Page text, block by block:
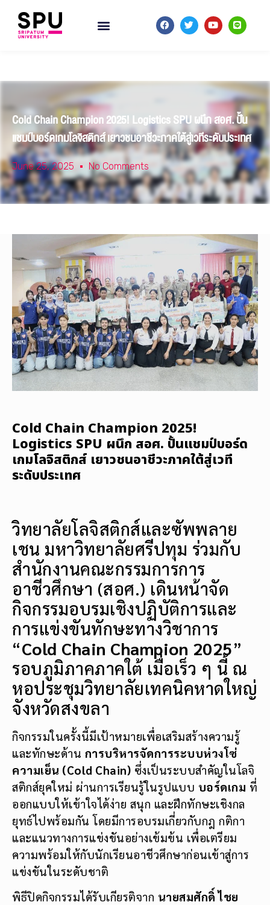
Cold Chain Champion 2025! Logistics SPU ผนึก สอศ. ปั้น
แชมป์บอร์ดเกมโลจิสติกส์ เยาวชนอาชีวะภาคใต้สู่เวทีระดับประเทศ
June 25, 2025 No Comments
Cold Chain Champion 2025!
Logistics SPU ผนึก สอศ. ปั้นแชมป์บอร์ด
เกมโลจิสติกส์ เยาวชนอาชีวะภาคใต้สู่เวที
ระดับประเทศ
วิทยาลัยโลจิสติกส์และซัพพลาย
เชน มหาวิทยาลัยศรีปทุม ร่วมกับ
สำนักงานคณะกรรมการการ
อาชีวศึกษา (สอศ.) เดินหน้าจัด
กิจกรรมอบรมเชิงปฏิบัติการและ
การแข่งขันทักษะทางวิชาการ
“Cold Chain Champion 2025”
รอบภูมิภาคภาคใต้ เมื่อเร็ว ๆ นี้ ณ
หอประชุมวิทยาลัยเทคนิคหาดใหญ่
จังหวัดสงขลา
กิจกรรมในครั้งนี้มีเป้าหมายเพื่อเสริมสร้างความรู้
และทักษะด้าน การบริหารจัดการระบบห่วงโซ่
ความเย็น (Cold Chain) ซึ่งเป็นระบบสำคัญในโลจิ
สติกส์ยุคใหม่ ผ่านการเรียนรู้ในรูปแบบ บอร์ดเกม ที่
ออกแบบให้เข้าใจได้ง่าย สนุก และฝึกทักษะเชิงกล
ยุทธ์ไปพร้อมกัน โดยมีการอบรมเกี่ยวกับกฎ กติกา
และแนวทางการแข่งขันอย่างเข้มข้น เพื่อเตรียม
ความพร้อมให้กับนักเรียนอาชีวศึกษาก่อนเข้าสู่การ
แข่งขันในระดับชาติ
พิธีปิดกิจกรรมได้รับเกียรติจาก นายสมศักดิ์ ไชย